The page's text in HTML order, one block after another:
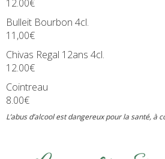
12.00€
Bulleit
11,00€
Chivas Regal
12.00€
8.00€
L’abus d’alcool est dangereux pour la santé, à